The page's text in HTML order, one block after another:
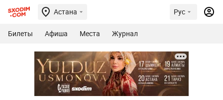
Астана Рус
Билеты Афиша Места Журнал